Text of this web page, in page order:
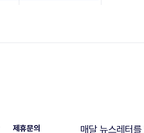
제휴문의 매달 뉴스레터